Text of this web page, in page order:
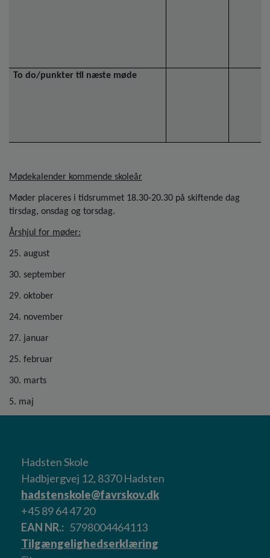
To do/punkter til næste møde
Mødekalender kommende skoleår
Møder placeres i tidsrummet 18.30-20.30 på skiftende dag
tirsdag, onsdag og torsdag.
Årshjul for møder:
25. august
30. september
29. oktober
24. november
27. januar
25. februar
30. marts
5. maj
Hadsten Skole
Hadbjergvej 12, 8370 Hadsten
hadstenskole@favrskov.dk
+45 89 64 47 20
EAN NR.
5798004464113
Tilgængelighedserklæring